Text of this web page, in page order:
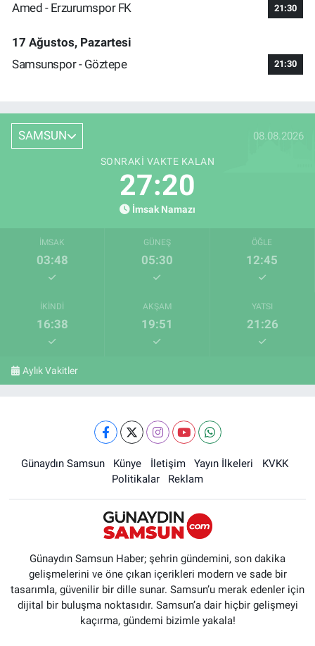
Amed - Erzurumspor FK 21:30
17 Ağustos, Pazartesi
Samsunspor - Göztepe
21:30
SAMSUN 08.08.2026
SONRAKI VAKTE KALAN
27:19
İmsak Namazı
İMSAK
03:48
GÜNEŞ
05:30
ÖĞLE
12:45
İKINDI
16:38
AKŞAM
19:51
YATSI
21:26
Aylık Vakitler
Günaydın Samsun Künye İletişim Yayın İlkeleri
KVKK
Politikalar
Reklam
Günaydın Samsun Haber; şehrin gündemini, son dakika
gelişmelerini ve öne çıkan içerikleri modern ve sade bir
tasarımla, güvenilir bir dille sunar. Samsun’u merak edenler için
dijital bir buluşma noktasıdır. Samsun’a dair hiçbir gelişmeyi
kaçırma, gündemi bizimle yakala!